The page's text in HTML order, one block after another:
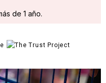
de 1 año.